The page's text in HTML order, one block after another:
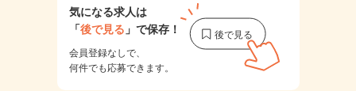
気になる求人は
「後で見る 」で保存！
会員登録なしで、
何件でも応募できます。